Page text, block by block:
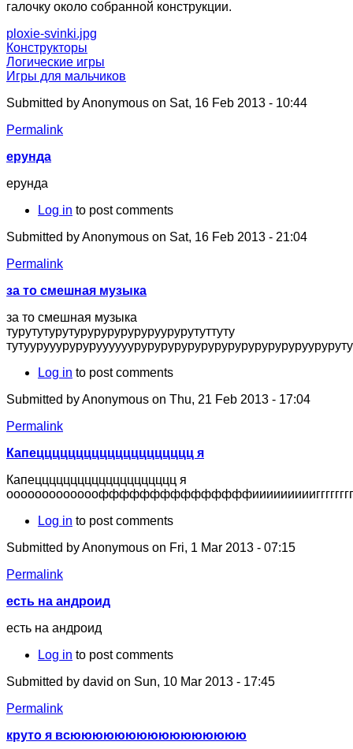
галочку около собранной конструкции.
ploxie-svinki.jpg
Конструкторы
Логические игры
Игры для мальчиков
Submitted byAnonymous on Sat, 16 Feb 2013 - 10:44
Permalink
ерунда
ерунда
Log in to post comments
Submitted byAnonymous on Sat, 16 Feb 2013 - 21:04
Permalink
за то смешная музыка
за то смешная музыка
турутутурутуруруруруруруурурутуттуту
Log in to post comments
Submitted byAnonymous on Thu, 21 Feb 2013 - 17:04
Permalink
Капецццццццццццццццццццц я
Капецццццццццццццццццццц я
Log in to post comments
Submitted byAnonymous on Fri, 1 Mar 2013 - 07:15
Permalink
есть на андроид
есть на андроид
Log in to post comments
Submitted by david on Sun, 10 Mar 2013 - 17:45
Permalink
круто я всюююююююююююююююю